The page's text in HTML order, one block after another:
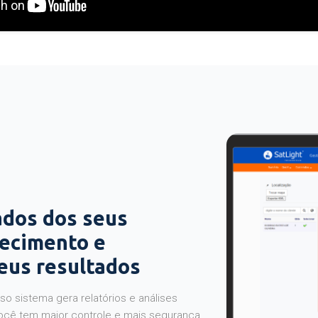
dos seus
e
resultados
sistema gera relatórios e análises
tem maior controle e mais segurança